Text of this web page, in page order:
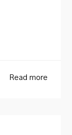
Read more